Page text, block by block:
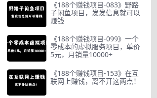
《188个赚钱项目-083》野路
子闲鱼项目，发发信息就可以
赚钱
《188个赚钱项目-099》一个
零成本的虚拟服务项目，单价
5元，月销量10000+
《188个赚钱项目-153》在互
联网上赚钱，离不开这两点！